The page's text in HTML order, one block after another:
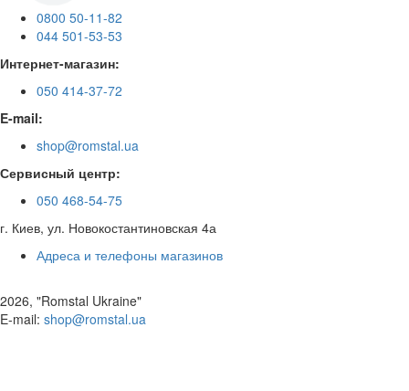
0800 50-11-82
044 501-53-53
Интернет-магазин:
050 414-37-72
E-mail:
shop@romstal.ua
Сервисный центр:
050 468-54-75
г. Киев, ул. Новокостантиновская 4а
Адреса и телефоны магазинов
2026, "Romstal Ukraine"
​E-mail: shop@romstal.ua